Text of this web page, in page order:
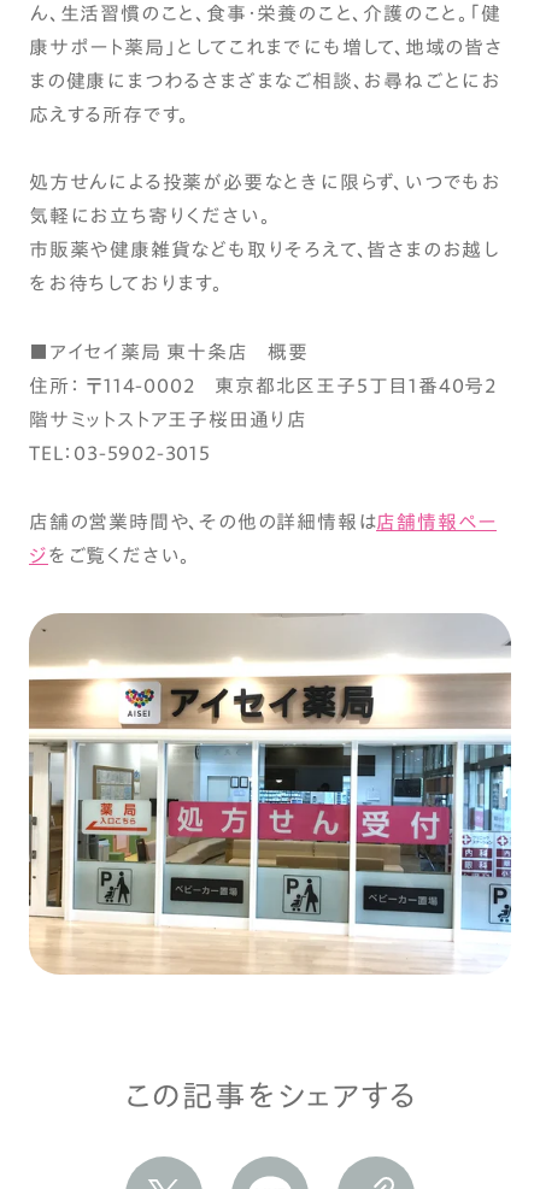
ん、生活習慣のこと、食事・栄養のこと、介護のこと。「健
康サポート薬局」としてこれまでにも増して、地域の皆さ
まの健康にまつわるさまざまなご相談、お尋ねごとにお
応えする所存です。
処方せんによる投薬が必要なときに限らず、いつでもお
気軽にお立ち寄りください。
市販薬や健康雑貨なども取りそろえて、皆さまのお越し
をお待ちしております。
■アイセイ薬局 東十条店 概要
住所： 〒114-0002 東京都北区王子5丁目1番40号2
階サミットストア王子桜田通り店
TEL：03-5902-3015
店舗の営業時間や、その他の詳細情報は店舗情報ペー
ジをご覧ください。
この記事をシェアする